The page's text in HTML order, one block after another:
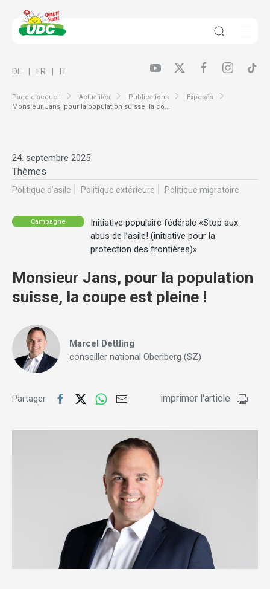
Page d’accueil Actualités Publications
Exposés
Monsieur Jans, pour la population suisse, la co...
DE FR IT
24. septembre 2025
Thèmes
Politique d’asile Politique extérieure Politique migratoire
Campagne
Initiative populaire fédérale «Stop aux
abus de l’asile! (initiative pour la
protection des frontières)»
Monsieur Jans, pour la population
suisse, la coupe est pleine !
Marcel Dettling
conseiller national Oberiberg (SZ)
Partager imprimer l'article